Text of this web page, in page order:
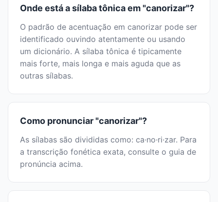
Onde está a sílaba tônica em "canorizar"?
O padrão de acentuação em canorizar pode ser
identificado ouvindo atentamente ou usando
um dicionário. A sílaba tônica é tipicamente
mais forte, mais longa e mais aguda que as
outras sílabas.
Como pronunciar "canorizar"?
As sílabas são divididas como: ca·no·ri·zar. Para
a transcrição fonética exata, consulte o guia de
pronúncia acima.